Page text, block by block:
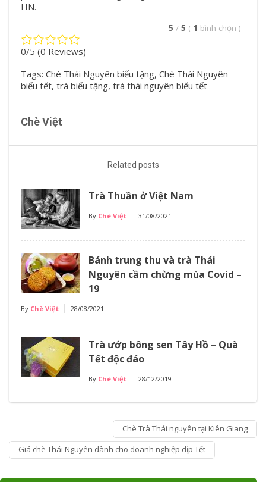
HN.
5 / 5 ( 1 bình chọn )
0/5 (0 Reviews)
Tags: Chè Thái Nguyên biếu tặng, Chè Thái Nguyên
biếu tết, trà biếu tặng, trà thái nguyên biếu tết
Chè Việt
Related posts
Trà Thuần ở Việt Nam
By Chè Việt 31/08/2021
Bánh trung thu và trà Thái
Nguyên cầm chừng mùa Covid –
19
By Chè Việt 28/08/2021
Trà ướp bông sen Tây Hồ – Quà
Tết độc đáo
By Chè Việt 28/12/2019
Chè Trà Thái nguyên tại Kiên Giang
Giá chè Thái Nguyên dành cho doanh nghiệp dịp Tết